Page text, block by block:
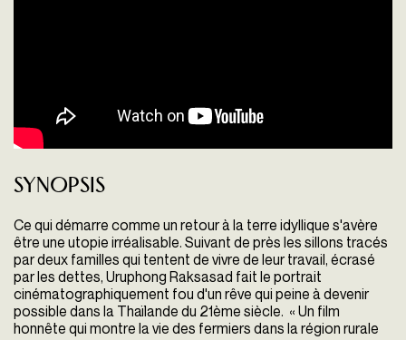
Synopsis
Ce qui démarre comme un retour à la terre idyllique s'avère
être une utopie irréalisable. Suivant de près les sillons tracés
par deux familles qui tentent de vivre de leur travail, écrasé
par les dettes, Uruphong Raksasad fait le portrait
cinématographiquement fou d'un rêve qui peine à devenir
possible dans la Thaïlande du 21ème siècle. « Un film
honnête qui montre la vie des fermiers dans la région rurale